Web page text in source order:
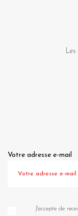
Les
Votre adresse e-mail
J'accepte de